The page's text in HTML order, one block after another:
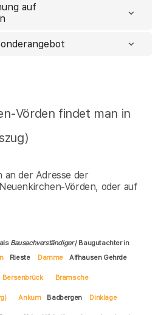
auf
Vörden findet man in
der Adresse der
Vörden, oder auf
Bausachverständiger/ Baugutachter in
Rieste Damme Alfhausen Gehrde
Bersenbrück Bramsche
Ankum Badbergen Dinklage